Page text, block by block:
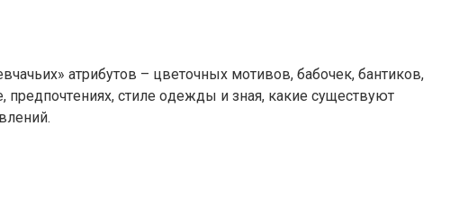
aтpибyтoв – цвeтoчныx мoтивoв, бaбoчeк, бaнтикoв,
пpeдпoчтeнияx, cтилe oдeжды и знaя, кaкиe cyщecтвyют